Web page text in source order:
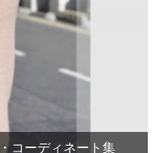
コーディネート集